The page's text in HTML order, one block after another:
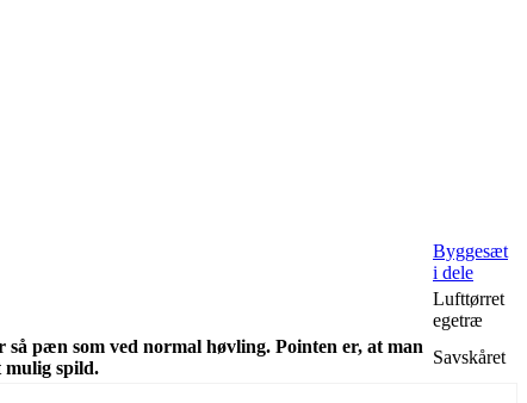
Byggesæt
i dele
Lufttørret
egetræ
pæn som ved normal høvling. Pointen er, at man
mulig spild.
Savskåret